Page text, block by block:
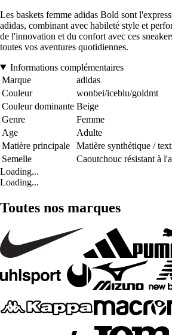
Les baskets femme adidas Bold sont
adidas, combinant avec habileté style et
de l'innovation et du confort avec ces
toutes vos aventures quotidiennes.
Informations complémentaires
Marque
adidas
Couleur
wonbei/iceblu/goldmt
Couleur dominante Beige
Genre
Femme
Age
Adulte
Matière principale
Matière synthétique /
Semelle
Caoutchouc résistant à
Loading...
Loading...
Toutes nos marques